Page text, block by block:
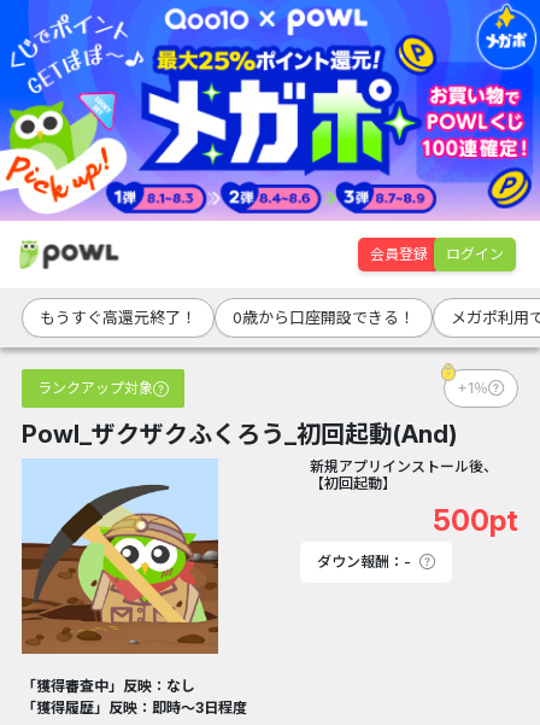
会員登録 ログイン
もうすぐ高還元終了！ 0歳から口座開設できる！ メガポ利用
ランクアップ対象 +1％
Powl_ザクザクふくろう_初回起動(And)
新規アプリインストール後、
【初回起動】
500pt
ダウン報酬：-
「獲得審査中」反映：なし
「獲得履歴」反映：即時～3日程度